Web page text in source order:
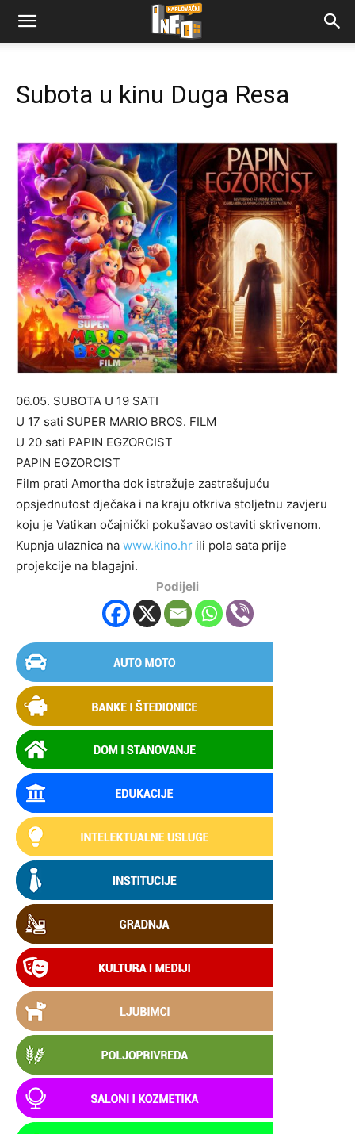
Subota u kinu Duga Resa
06.05. SUBOTA U 19 SATI
U 17 sati SUPER MARIO BROS. FILM
U 20 sati PAPIN EGZORCIST
PAPIN EGZORCIST
Film prati Amortha dok istražuje zastrašujuću
opsjednutost dječaka i na kraju otkriva stoljetnu zavjeru
koju je Vatikan očajnički pokušavao ostaviti skrivenom.
Kupnja ulaznica na www.kino.hr ili pola sata prije
projekcije na blagajni.
Podijeli